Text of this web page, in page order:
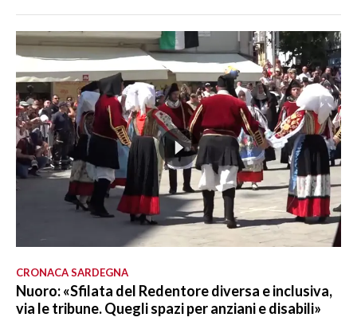
CRONACA SARDEGNA
Nuoro: «Sfilata del Redentore diversa e inclusiva,
via le tribune. Quegli spazi per anziani e disabili»